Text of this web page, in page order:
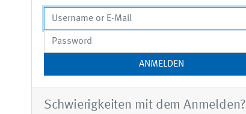
Schwierigkeiten mit dem Anmelden?